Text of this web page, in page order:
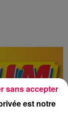
est notre
sans accepter